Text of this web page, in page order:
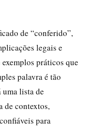
de “conferido”,
legais e
práticos que
palavra é tão
lista de
de contextos,
para